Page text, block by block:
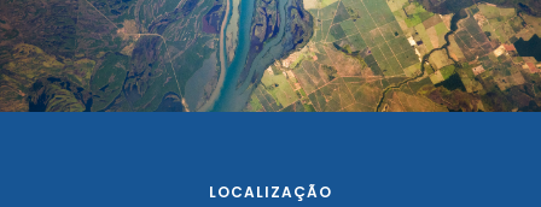
LOCALIZAÇÃO